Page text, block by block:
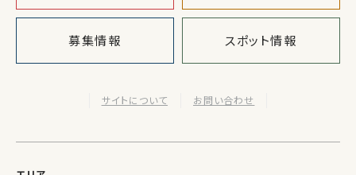
募集情報 スポット情報
サイトについて お問い合わせ